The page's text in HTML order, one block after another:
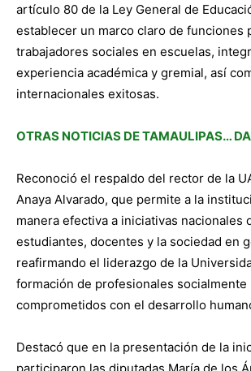
artículo 80 de la Ley General de
establecer un marco claro de funciones
trabajadores sociales en escuelas,
experiencia académica y gremial, así
internacionales exitosas.
OTRAS NOTICIAS DE TAMAULIPAS…
Reconoció el respaldo del rector de la
Anaya Alvarado, que permite a la
manera efectiva a iniciativas nacionales
estudiantes, docentes y la sociedad en
reafirmando el liderazgo de la
formación de profesionales socialmente
comprometidos con el desarrollo
Destacó que en la presentación de la